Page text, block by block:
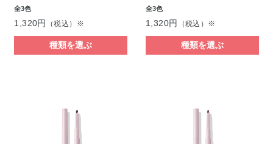
全3色
1,320円 （税込）※
種類を選ぶ
全3色
1,320円 （税込）※
種類を選ぶ